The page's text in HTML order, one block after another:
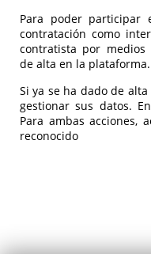
Para poder participar
contratación como
contratista por medios
de alta en la plataforma.
Si ya se ha dado de
gestionar sus datos.
Para ambas acciones,
reconocido